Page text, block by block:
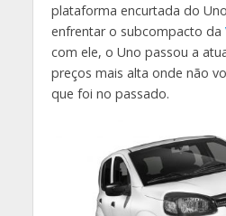
plataforma encurtada do
enfrentar o subcompacto da
com ele, o Uno passou a
preços mais alta onde não
que foi no passado.